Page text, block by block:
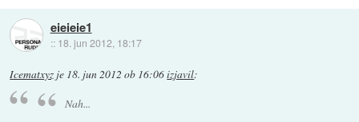
eieieie1
:: 18. jun 2012, 18:17
Icematxyz je 18. jun 2012 ob 16:06izjavil:
Nah...